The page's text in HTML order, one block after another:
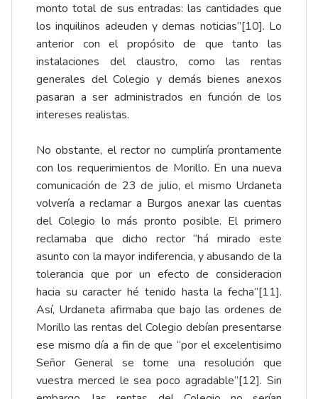
monto total de sus entradas: las cantidades que
los inquilinos adeuden y demas noticias”[10]. Lo
anterior con el propósito de que tanto las
instalaciones del claustro, como las rentas
generales del Colegio y demás bienes anexos
pasaran a ser administrados en función de los
intereses realistas.
No obstante, el rector no cumpliría prontamente
con los requerimientos de Morillo. En una nueva
comunicación de 23 de julio, el mismo Urdaneta
volvería a reclamar a Burgos anexar las cuentas
del Colegio lo más pronto posible. El primero
reclamaba que dicho rector “há mirado este
asunto con la mayor indiferencia, y abusando de la
tolerancia que por un efecto de consideracion
hacia su caracter hé tenido hasta la fecha”[11].
Así, Urdaneta afirmaba que bajo las ordenes de
Morillo las rentas del Colegio debían presentarse
ese mismo día a fin de que “por el excelentisimo
Señor General se tome una resolución que
vuestra merced le sea poco agradable”[12]. Sin